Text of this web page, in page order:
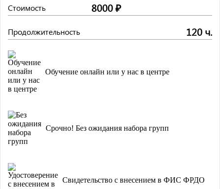
Стоимость 8000 ₽
Продолжительность 120 ч.
Обучение онлайн или у нас в центре
Срочно! Без ожидания набора групп
Свидетельство с внесением в ФИС ФРДО